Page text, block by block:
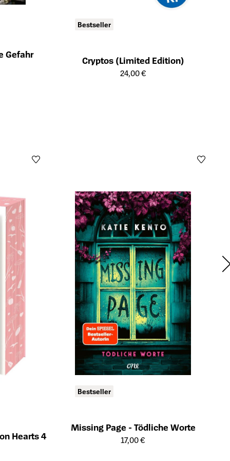
Gefahr
Bestseller
Cryptos (Limited Edition)
Öffnet die Detailseite des Produkts
24,00 €
Hearts 4
Bestseller
Missing Page - Tödliche Worte
Öffnet die Detailseite des Produkts
17,00 €